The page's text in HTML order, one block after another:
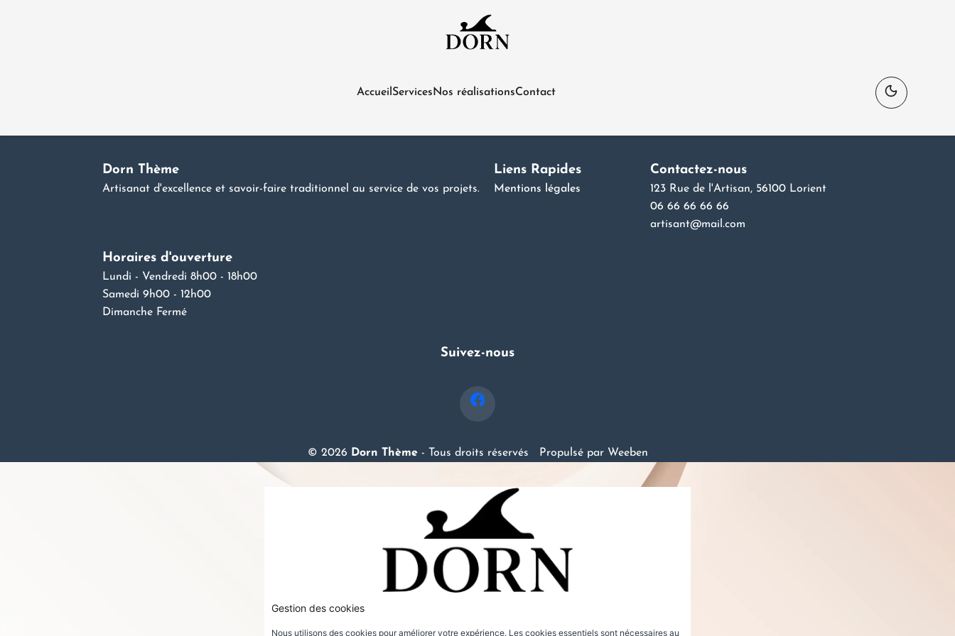
au
Accueil Services Nos réalisationsContact
Dorn Thème
Artisanat d'excellence et savoir-faire traditionnel au service de vos projets.
Liens Rapides
Mentions légales
Contactez-nous
123 Rue de l'Artisan, 56100 Lorient
06 66 66 66 66
artisant@mail.com
Horaires d'ouverture
Lundi - Vendredi 8h00 - 18h00
Samedi 9h00 - 12h00
Dimanche Fermé
Suivez-nous
© 2026 Dorn Thème- Tous droits réservés Propulsé par Weeben
Gestion des cookies
Nous utilisons des cookies pour améliorer votre expérience. Les cookies essentiels sont nécessaires au